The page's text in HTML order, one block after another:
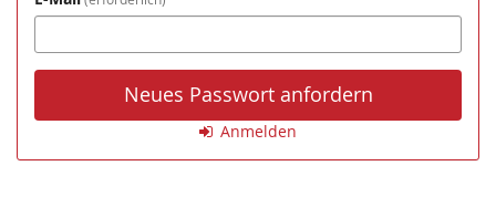
Neues Passwort anfordern
Anmelden